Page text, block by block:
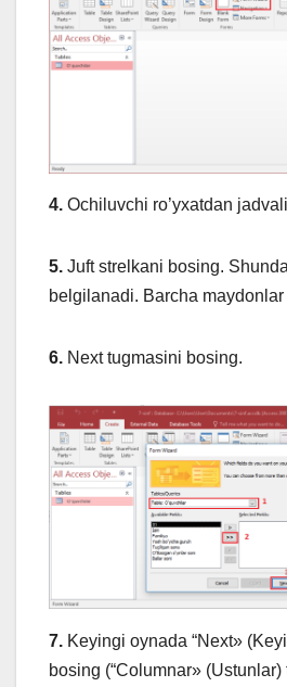
4. Ochiluvchi ro’yxatdan
5. Juft strelkani bosing.
belgilanadi. Barcha maydonlar
6. Next tugmasini bosing.
7. Keyingi oynada “Next»
bosing (“Columnar»